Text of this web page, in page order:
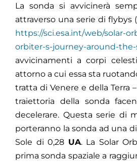
La sonda si avvicinerà
attraverso una serie di flybys
https://sci.esa.int/web/solar-
orbiter-s-journey-around-the-
avvicinamenti a corpi
attorno a cui essa sta
tratta di Venere e della Terra
traiettoria della sonda
decelerare. Questa serie di
porteranno la sonda ad una
Sole di 0,28 UA. La Solar
prima sonda spaziale a